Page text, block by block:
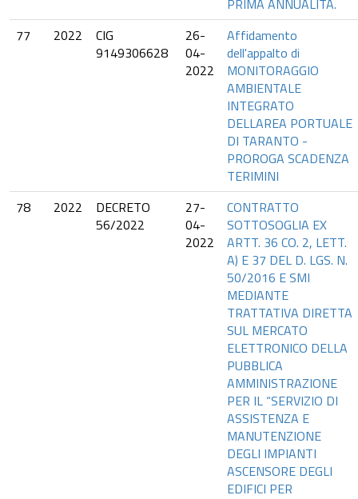
PRIMA ANNUALITÀ.
77
2022
CIG
9149306628
26-
04-
2022
Affidamento
dell'appalto di
MONITORAGGIO
AMBIENTALE
INTEGRATO
DELLAREA PORTUALE
DI TARANTO -
PROROGA SCADENZA
TERIMINI
78
2022
DECRETO
56/2022
27-
04-
2022
CONTRATTO
SOTTOSOGLIA EX
ARTT. 36 CO. 2, LETT.
A) E 37 DEL D. LGS. N.
50/2016 E SMI
MEDIANTE
TRATTATIVA DIRETTA
SUL MERCATO
ELETTRONICO DELLA
PUBBLICA
AMMINISTRAZIONE
PER IL “SERVIZIO DI
ASSISTENZA E
MANUTENZIONE
DEGLI IMPIANTI
ASCENSORE DEGLI
EDIFICI PER